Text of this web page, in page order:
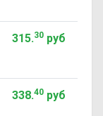
315.30руб
338.40руб